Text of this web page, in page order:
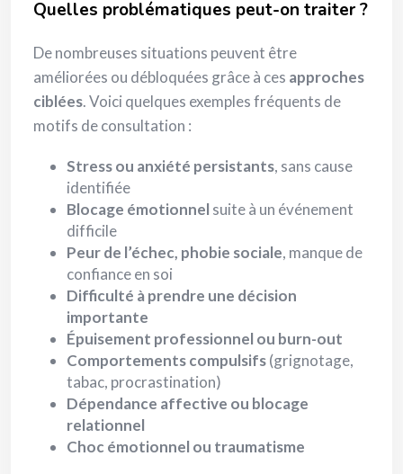
Quelles problématiques peut-on traiter ?
De nombreuses situations peuvent être
améliorées ou débloquées grâce à ces approches
ciblées. Voici quelques exemples fréquents de
motifs de consultation :
Stress ou anxiété persistants, sans cause
identifiée
Blocage émotionnel suite à un événement
difficile
Peur de l’échec, phobie sociale, manque de
confiance en soi
Difficulté à prendre une décision
importante
Épuisement professionnel ou burn-out
Comportements compulsifs(grignotage,
tabac, procrastination)
Dépendance affective ou blocage
relationnel
Choc émotionnel ou traumatisme